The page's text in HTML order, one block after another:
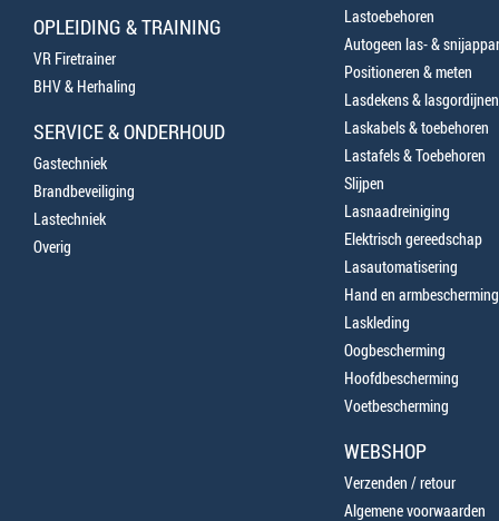
OPLEIDING & TRAINING
VR Firetrainer
BHV & Herhaling
SERVICE & ONDERHOUD
Gastechniek
Brandbeveiliging
Lastechniek
Overig
Lastoebehoren
Autogeen las- &
Positioneren & meten
Lasdekens & lasgordijnen
Laskabels & toebehoren
Lastafels & Toebehoren
Slijpen
Lasnaadreiniging
Elektrisch gereedschap
Lasautomatisering
Hand en armbescherming
Laskleding
Oogbescherming
Hoofdbescherming
Voetbescherming
WEBSHOP
Verzenden / retour
Algemene voorwaarden